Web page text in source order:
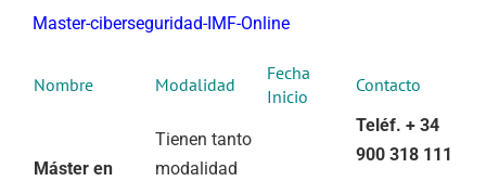
Master-ciberseguridad-IMF-Online
Nombre Modalidad
Fecha
Inicio
Contacto
Máster en
Tienen tanto
modalidad
Teléf. + 34
900 318 111